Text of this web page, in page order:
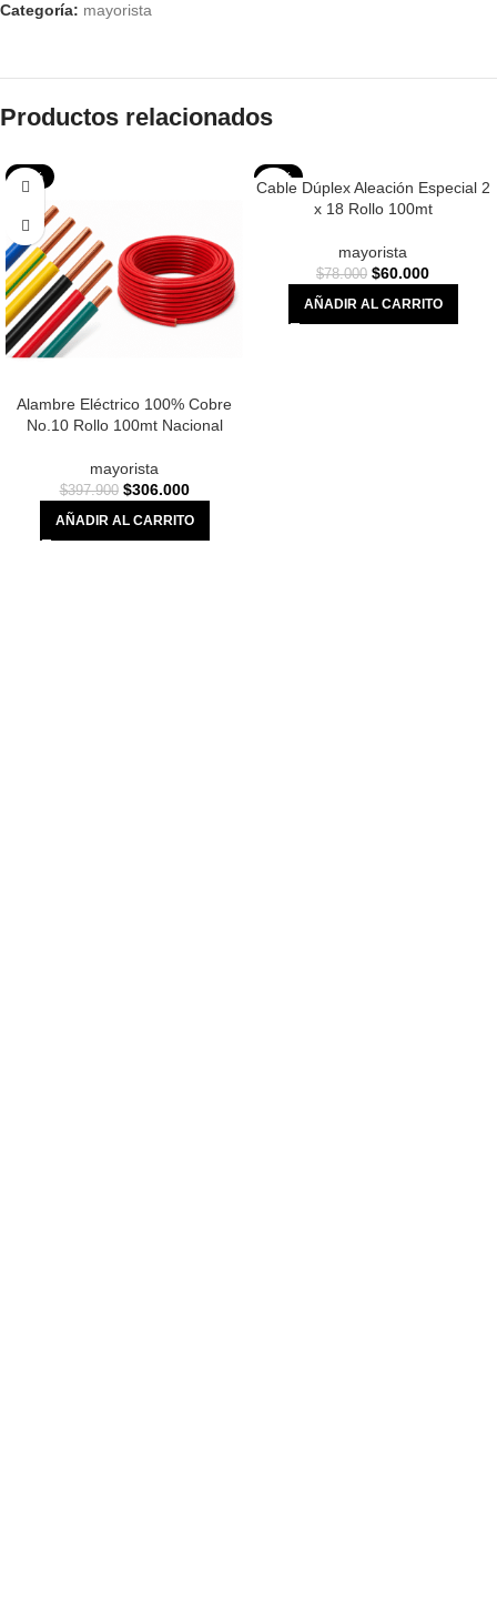
Categoría: mayorista
Productos relacionados
-23%
Alambre Eléctrico 100% Cobre
No.10 Rollo 100mt Nacional
mayorista
$397.900 $306.000
AÑADIR AL CARRITO
-23%
Cable Dúplex Aleación Especial 2
x 18 Rollo 100mt
mayorista
$78.000 $60.000
AÑADIR AL CARRITO